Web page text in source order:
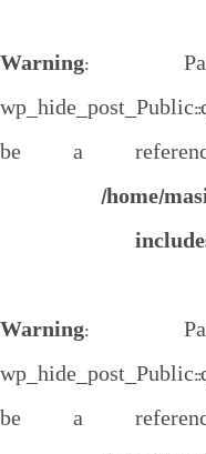
Warning:
be a
/home/
Warning:
be a